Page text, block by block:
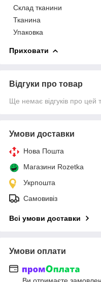
Склад тканини
Тканина
Упаковка
Приховати
Відгуки про товар
Ще немає відгуків про цей
Умови доставки
Нова Пошта
Магазини Rozetka
Укрпошта
Самовивіз
Всі умови доставки
Умови оплати